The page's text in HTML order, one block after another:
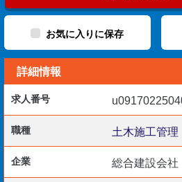
■ 担当業務
・工程／品質／安全／予算管理
└ 現場、周辺の調査・記録
└ 発注者・協力会社との連絡調整
└ 是正措置
└ 申請書類・見積作成
└ 資材発注
・施工図面確認、修正 など
お気に入りに保存
詳細情報
求人番号
職種 土木施工管理
企業 総合建設会社